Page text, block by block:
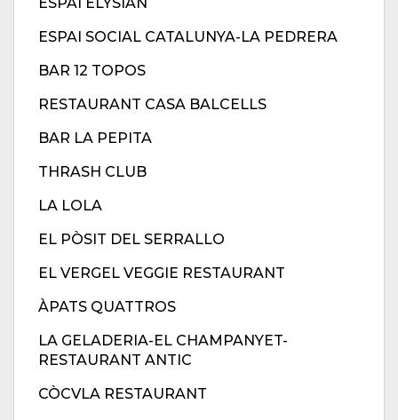
ESPAI SOCIAL CATALUNYA-LA PEDRERA
BAR 12 TOPOS
RESTAURANT CASA BALCELLS
BAR LA PEPITA
THRASH CLUB
LA LOLA
EL PÒSIT DEL SERRALLO
EL VERGEL VEGGIE RESTAURANT
ÀPATS QUATTROS
LA GELADERIA-EL CHAMPANYET-
RESTAURANT ANTIC
CÒCVLA RESTAURANT